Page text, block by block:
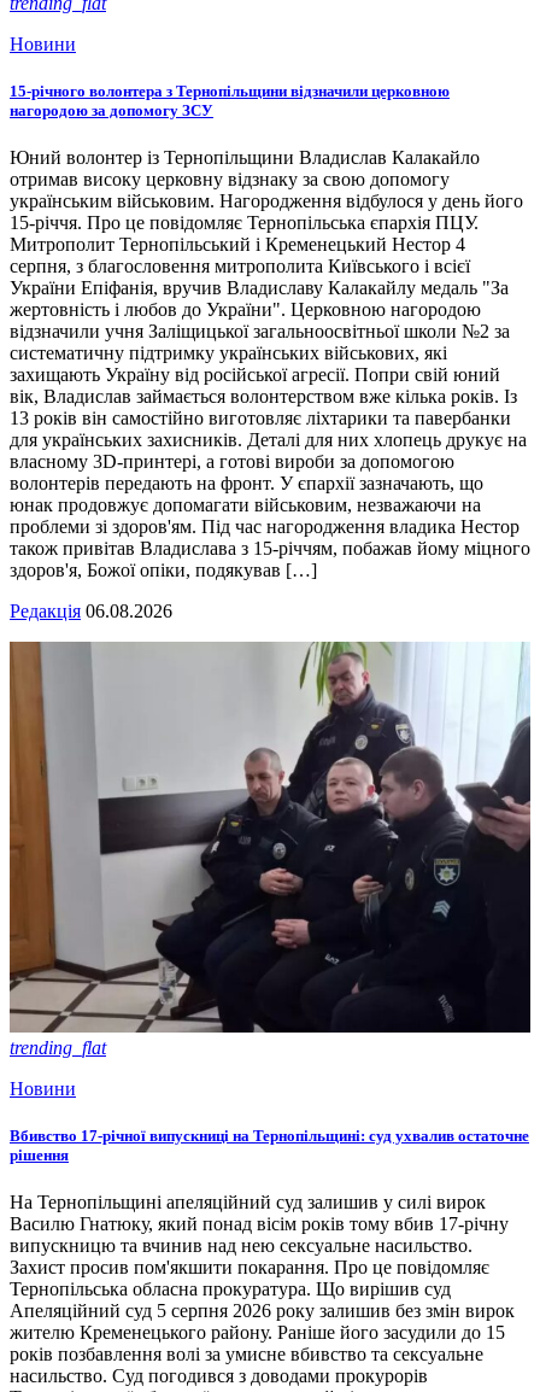
Новини
15-річного волонтера з Тернопільщини відзначили церковною
нагородою за допомогу ЗСУ
Юний волонтер із Тернопільщини Владислав Калакайло
отримав високу церковну відзнаку за свою допомогу
українським військовим. Нагородження відбулося у день його
15-річчя. Про це повідомляє Тернопільська єпархія ПЦУ.
Митрополит Тернопільський і Кременецький Нестор 4
серпня, з благословення митрополита Київського і всієї
України Епіфанія, вручив Владиславу Калакайлу медаль "За
жертовність і любов до України". Церковною нагородою
відзначили учня Заліщицької загальноосвітньої школи №2 за
систематичну підтримку українських військових, які
захищають Україну від російської агресії. Попри свій юний
вік, Владислав займається волонтерством вже кілька років. Із
13 років він самостійно виготовляє ліхтарики та павербанки
для українських захисників. Деталі для них хлопець друкує на
власному 3D-принтері, а готові вироби за допомогою
волонтерів передають на фронт. У єпархії зазначають, що
юнак продовжує допомагати військовим, незважаючи на
проблеми зі здоров'ям. Під час нагородження владика Нестор
також привітав Владислава з 15-річчям, побажав йому міцного
здоров'я, Божої опіки, подякував […]
Редакція 06.08.2026
trending_flat
Новини
Вбивство 17-річної випускниці на Тернопільщині: суд ухвалив остаточне
рішення
На Тернопільщині апеляційний суд залишив у силі вирок
Василю Гнатюку, який понад вісім років тому вбив 17-річну
випускницю та вчинив над нею сексуальне насильство.
Захист просив пом'якшити покарання. Про це повідомляє
Тернопільська обласна прокуратура. Що вирішив суд
Апеляційний суд 5 серпня 2026 року залишив без змін вирок
жителю Кременецького району. Раніше його засудили до 15
років позбавлення волі за умисне вбивство та сексуальне
насильство. Суд погодився з доводами прокурорів